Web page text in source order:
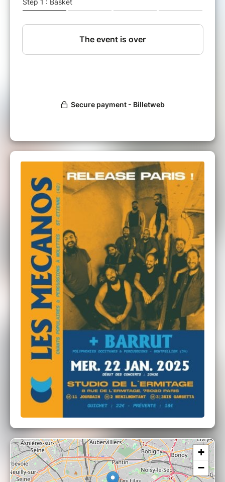
régionaux depuis l'univers musical de chacun des
musiques traditionnelles s'ouvre, grâce à l'ajout
de percussions, aux musiques actuelles :
l'instrumentarium des Mécanos se veut
résolument moderne (grosse caisse, toms basses)
Sur scène, ils vous ouvrent les portes de leur
réarrangés à dix voix et portés par la cadence,
paires de mains manipulent ferrailles et peaux
tendues pour rythmer une matière sonore
polyphonique, sincère et insouciante.
Rémi BACHER : Chant, Sagattes
Gaël BERNAUD : Chant, Tom Basse, Grosse
Caisse
Martin BUB : Chant, Jantes, Clés
Antoine CHILLET : Chant, Bidon, Sagattes
Sylvère DECOT : Chant, Clés, Bidon
Jonathan DURAJ : Chant, Tom Basse, Grosse
Caisse
Benoit FEUGERE : Chant, Clés, Tom Basse
Jérémie PLASSON : Chant, Tuyau, Jantes
Simon POURRAT : Chant, Pots d'échappement,
Güiro
Guillaume SBAIZ : Chant, Bidon, Pots
d'échappement
Barrut
Barrut, c’est un fil tendu au-dessus de l’abîme.
L’harmonie nous empêche de tomber. Les voix se
jumellent. Composé de 3 chanteuses, 4 chanteurs
et un percussionniste, venus des rives du nord de
la Méditerranée, Barrut sillonne les routes et les
chœurs battent. On reste suspendu à leurs lèvres,
se balançant sans peur en équilibre, à l’écoute
des chants puissants qu’ils murmureront à nos
âmes. Ne cherchez pas à comprendre, et enivrez-
vous de cette polyphonie.
Les 7 voix qui s’élèvent dans une harmonie
+
−